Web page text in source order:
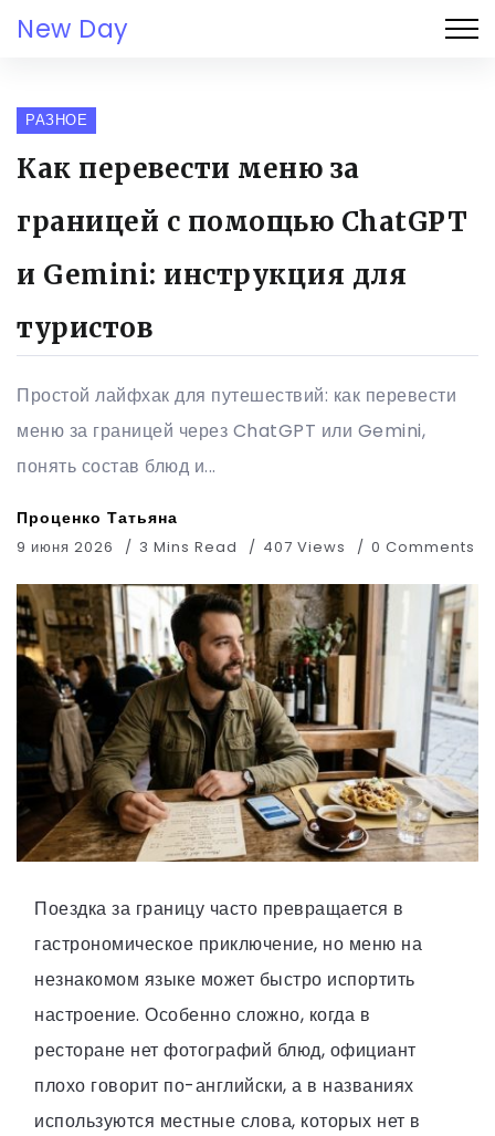
New Day
РАЗНОЕ
Как перевести меню за
границей с помощью ChatGPT
и Gemini: инструкция для
туристов
Простой лайфхак для путешествий: как перевести
меню за границей через ChatGPT или Gemini,
понять состав блюд и...
Проценко Татьяна
9 июня 2026 3 Mins Read 407 Views 0 Comments
Поездка за границу часто превращается в
гастрономическое приключение, но меню на
незнакомом языке может быстро испортить
настроение. Особенно сложно, когда в
ресторане нет фотографий блюд, официант
плохо говорит по-английски, а в названиях
используются местные слова, которых нет в